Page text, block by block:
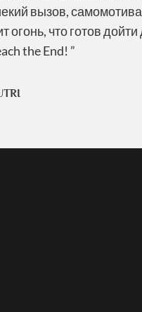
вызов,
огонь, что готов
the End! ”